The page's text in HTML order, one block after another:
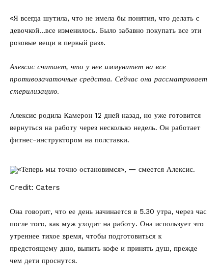
«Я всегда шутила, что не имела бы понятия, что делать с
девочкой…все изменилось. Было забавно покупать все эти
розовые вещи в первый раз».
Алексис считает, что у нее иммунитет на все
противозачаточные средства. Сейчас она рассматривает
стерилизацию.
Алексис родила Камерон 12 дней назад, но уже готовится
вернуться на работу через несколько недель. Он работает
фитнес-инструктором на полставки.
«Теперь мы точно остановимся», — смеется Алексис.
Credit: Caters
Она говорит, что ее день начинается в 5.30 утра, через час
после того, как муж уходит на работу. Она использует это
утреннее тихое время, чтобы подготовиться к
предстоящему дню, выпить кофе и принять душ, прежде
чем дети проснутся.